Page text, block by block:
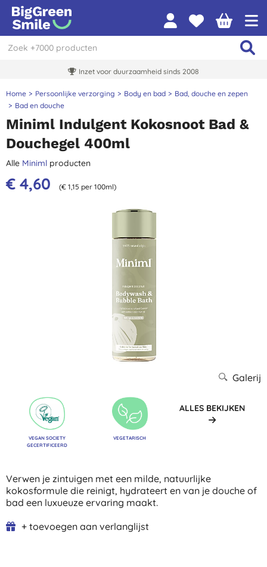
Inzet voor duurzaamheid sinds 2008
Home Persoonlijke verzorging Body en bad
Bad, douche en zepen
Bad en douche
Miniml Indulgent Kokosnoot Bad &
Douchegel 400ml
Alle Miniml producten
€ 4,60 (€ 1,15 per 100ml)
Galerij
VEGAN SOCIETY
GECERTIFICEERD
VEGETARISCH
ALLES BEKIJKEN
Verwen je zintuigen met een milde, natuurlijke
kokosformule die reinigt, hydrateert en van je douche of
bad een luxueuze ervaring maakt.
+ toevoegen aan verlanglijst